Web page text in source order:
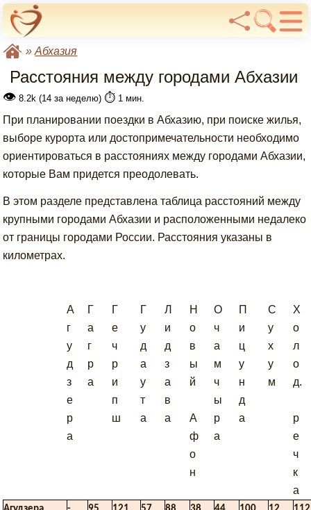
»Абхазия
Расстояния между городами Абхазии
👁 8.2k (14 за неделю) ⏱️ 1 мин.
При планировании поездки в Абхазию, при поиске жилья,
выборе курорта или достопримечательности необходимо
ориентироваться в расстояниях между городами Абхазии,
которые Вам придется преодолевать.
В этом разделе представлена таблица расстояний между
крупными городами Абхазии и расположенными недалеко
от границы городами России. Расстояния указаны в
километрах.
А Г Г Г Л Н О П С
Х
г
а е у и о ч и у
о
у
г ч д д в а ц х
л
д
р р а з ы м у у
о
з
а и у а й ч н м
д.
е
п т в ы
д
р
ш а а А р а
р
а
ф а
е
о
ч
н
к
а